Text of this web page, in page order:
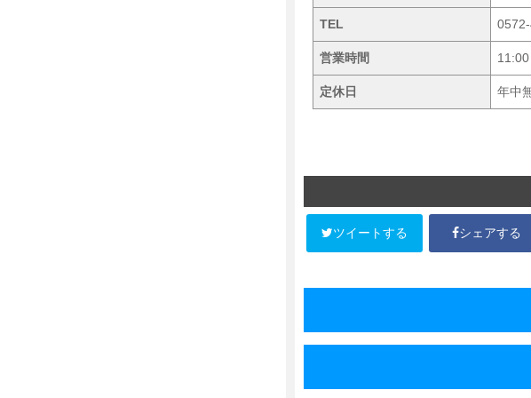
TEL
営業時間
定休日 年中
ツイートする シェアする